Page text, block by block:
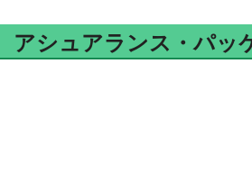
アシュアランス・パッ